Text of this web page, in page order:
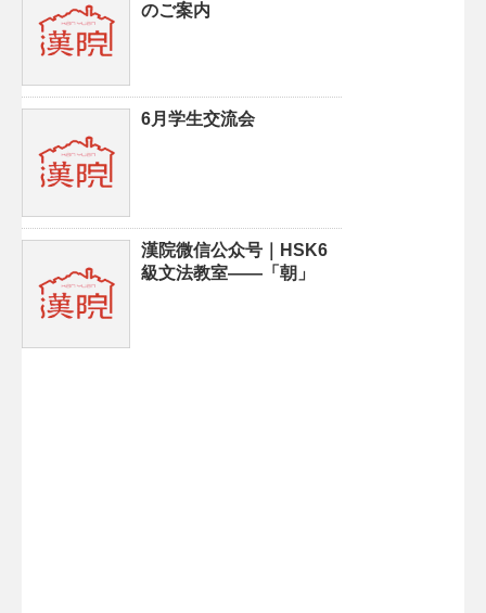
のご案内
6月学生交流会
漢院微信公众号｜HSK6
級文法教室——「朝」